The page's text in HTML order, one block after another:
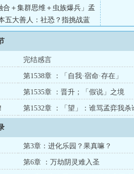
＋集群思维＋虫族爆兵」孟
五大善人：社恐？指挑战蓝
虐：我知道是你干的！欺诈
虫族的融合升级版，您就是
完结感言
第1538章 ：「自我·宿命·存在」
第1535章 ：晋升；「假说」之境
第1532章 ：「望」：谁骂孟弈我杀
第3章：进化乐园？果真嘛？
第6章 ：万劫阴灵难入圣